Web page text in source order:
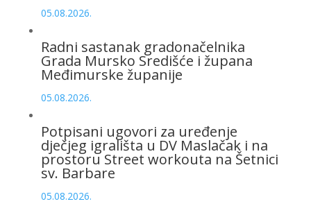
05.08.2026.
Radni sastanak gradonačelnika
Grada Mursko Središće i župana
Međimurske županije
05.08.2026.
Potpisani ugovori za uređenje
dječjeg igrališta u DV Maslačak i na
prostoru Street workouta na Šetnici
sv. Barbare
05.08.2026.